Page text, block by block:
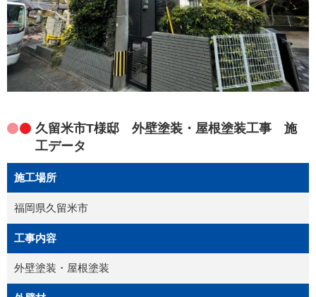
久留米市T様邸 外壁塗装・屋根塗装工事 施
工データ
施工場所
福岡県久留米市
工事内容
外壁塗装・屋根塗装